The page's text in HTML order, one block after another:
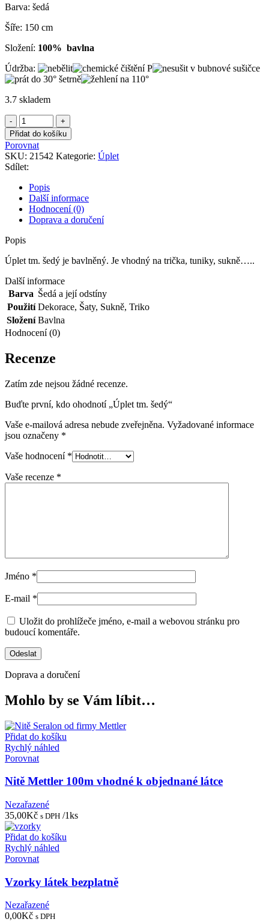
Barva: šedá
Šíře: 150 cm
Složení: 100% bavlna
Údržba:
3.7 skladem
Úplet
tm.
šedý
množství
Přidat do košíku
Porovnat
SKU: 21542 Kategorie: Úplet
Sdílet:
Popis
Další informace
Hodnocení (0)
Doprava a doručení
Popis
Úplet tm. šedý je bavlněný. Je vhodný na trička, tuniky, sukně…..
Další informace
Barva Šedá a její odstíny
Použití Dekorace, Šaty, Sukně, Triko
Složení Bavlna
Hodnocení (0)
Recenze
Zatím zde nejsou žádné recenze.
Buďte první, kdo ohodnotí „Úplet tm. šedý“
Vaše e-mailová adresa nebude zveřejněna. Vyžadované informace
jsou označeny *
Vaše hodnocení *
Vaše recenze *
Jméno *
E-mail *
Uložit do prohlížeče jméno, e-mail a webovou stránku pro
budoucí komentáře.
Doprava a doručení
Mohlo by se Vám líbit…
Přidat do košíku
Rychlý náhled
Porovnat
Nitě Mettler 100m vhodné k objednané látce
Nezařazené
35,00Kč s DPH /1ks
Přidat do košíku
Rychlý náhled
Porovnat
Vzorky látek bezplatně
Nezařazené
0,00Kč s DPH